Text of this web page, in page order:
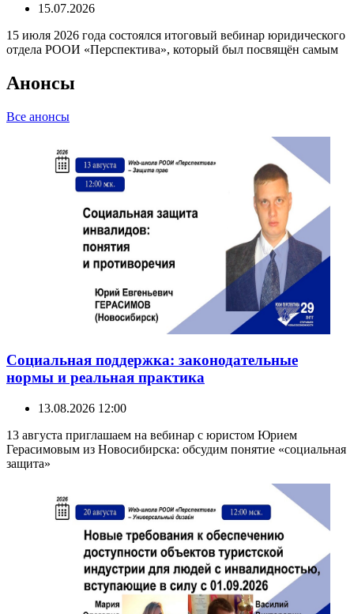
15.07.2026
15 июля 2026 года состоялся итоговый вебинар юридического
отдела РООИ «Перспектива», который был посвящён самым
Анонсы
Все анонсы
Социальная поддержка: законодательные
нормы и реальная практика
13.08.2026 12:00
13 августа приглашаем на вебинар с юристом Юрием
Герасимовым из Новосибирска: обсудим понятие «социальная
защита»